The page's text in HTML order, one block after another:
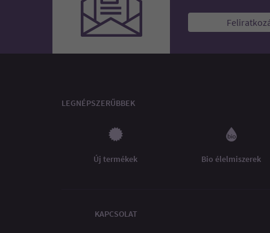
LEGNÉPSZERŰBBEK
Új termékek Bio élelmiszerek
KAPCSOLAT